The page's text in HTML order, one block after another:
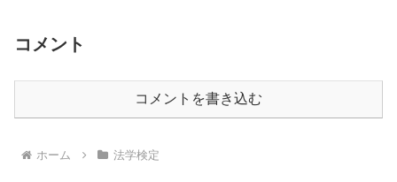
コメント
コメントを書き込む
ホーム 法学検定